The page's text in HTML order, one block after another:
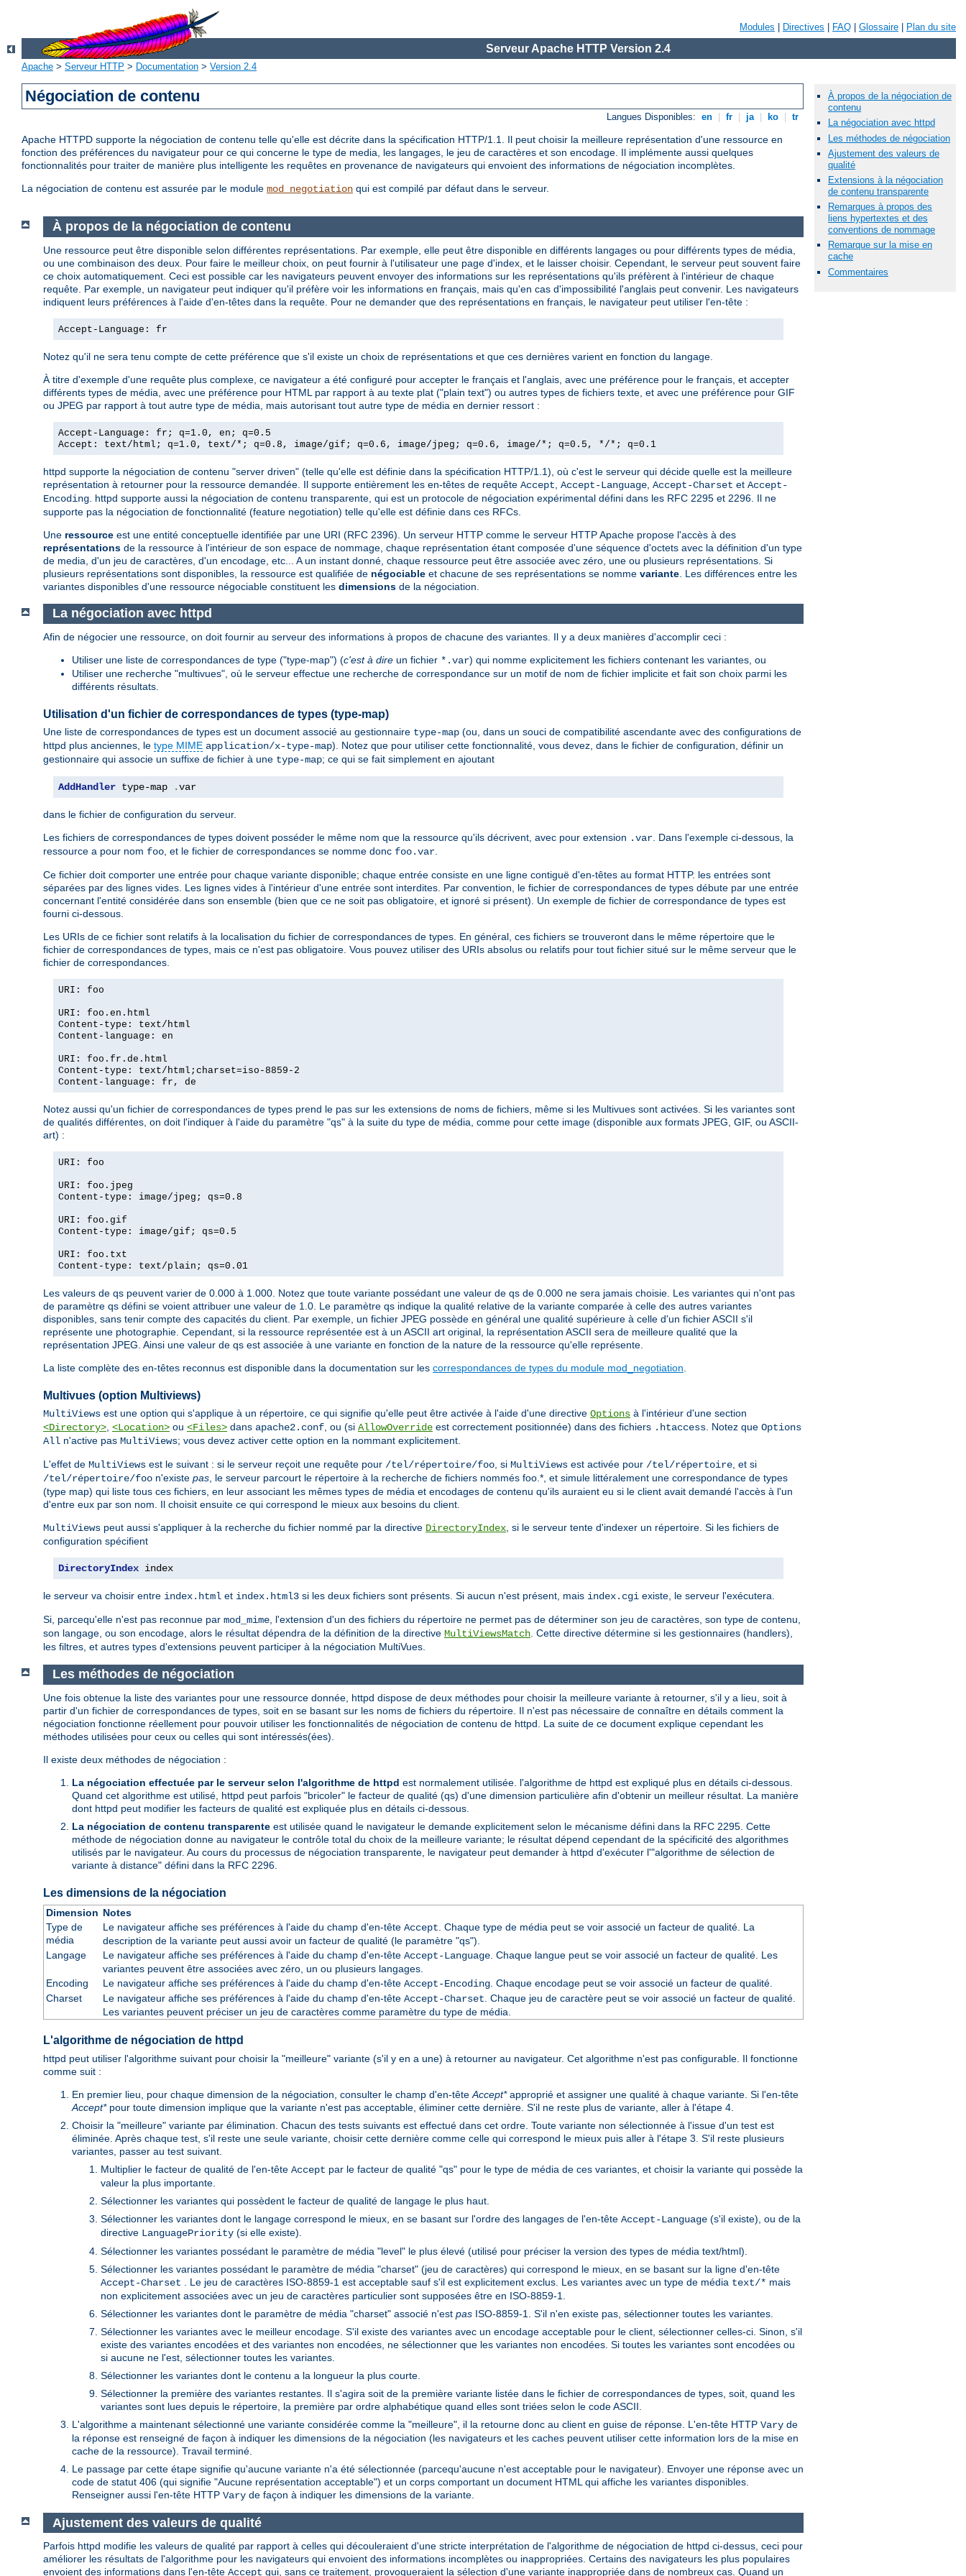
Modules Directives FAQ Glossaire Plan du site
Serveur Apache HTTP Version 2.4
Apache > Serveur HTTP > Documentation > Version 2.4
Négociation de contenu
Langues Disponibles: en fr ja ko tr
Apache HTTPD supporte la négociation de contenu telle qu'elle est décrite dans la spécification HTTP/1.1. Il peut choisir la meilleure représentation d'une ressource en
fonction des préférences du navigateur pour ce qui concerne le type de media, les langages, le jeu de caractères et son encodage. Il implémente aussi quelques
fonctionnalités pour traiter de manière plus intelligente les requêtes en provenance de navigateurs qui envoient des informations de négociation incomplètes.
La négociation de contenu est assurée par le module mod_negotiation qui est compilé par défaut dans le serveur.
À propos de la négociation de
contenu
La négociation avec httpd
Les méthodes de négociation
Ajustement des valeurs de
qualité
Extensions à la négociation
de contenu transparente
Remarques à propos des
liens hypertextes et des
conventions de nommage
Remarque sur la mise en
cache
Commentaires
À propos de la négociation de contenu
Une ressource peut être disponible selon différentes représentations. Par exemple, elle peut être disponible en différents langages ou pour différents types de média,
ou une combinaison des deux. Pour faire le meilleur choix, on peut fournir à l'utilisateur une page d'index, et le laisser choisir. Cependant, le serveur peut souvent faire
ce choix automatiquement. Ceci est possible car les navigateurs peuvent envoyer des informations sur les représentations qu'ils préfèrent à l'intérieur de chaque
requête. Par exemple, un navigateur peut indiquer qu'il préfère voir les informations en français, mais qu'en cas d'impossibilité l'anglais peut convenir. Les navigateurs
indiquent leurs préférences à l'aide d'en-têtes dans la requête. Pour ne demander que des représentations en français, le navigateur peut utiliser l'en-tête :
Accept-Language: fr
Notez qu'il ne sera tenu compte de cette préférence que s'il existe un choix de représentations et que ces dernières varient en fonction du langage.
À titre d'exemple d'une requête plus complexe, ce navigateur a été configuré pour accepter le français et l'anglais, avec une préférence pour le français, et accepter
différents types de média, avec une préférence pour HTML par rapport à au texte plat ("plain text") ou autres types de fichiers texte, et avec une préférence pour GIF
ou JPEG par rapport à tout autre type de média, mais autorisant tout autre type de média en dernier ressort :
Accept-Language: fr; q=1.0, en; q=0.5
Accept: text/html; q=1.0, text/*; q=0.8, image/gif; q=0.6, image/jpeg; q=0.6, image/*; q=0.5, */*; q=0.1
httpd supporte la négociation de contenu "server driven" (telle qu'elle est définie dans la spécification HTTP/1.1), où c'est le serveur qui décide quelle est la meilleure
représentation à retourner pour la ressource demandée. Il supporte entièrement les en-têtes de requête Accept Accept-Language Accept-Charset et Accept-
Encoding . httpd supporte aussi la négociation de contenu transparente, qui est un protocole de négociation expérimental défini dans les RFC 2295 et 2296. Il ne
supporte pas la négociation de fonctionnalité (feature negotiation) telle qu'elle est définie dans ces RFCs.
Une ressource est une entité conceptuelle identifiée par une URI (RFC 2396). Un serveur HTTP comme le serveur HTTP Apache propose l'accès à des
représentations de la ressource à l'intérieur de son espace de nommage, chaque représentation étant composée d'une séquence d'octets avec la définition d'un type
de media, d'un jeu de caractères, d'un encodage, etc... A un instant donné, chaque ressource peut être associée avec zéro, une ou plusieurs représentations. Si
plusieurs représentations sont disponibles, la ressource est qualifiée de négociable et chacune de ses représentations se nomme variante . Les différences entre les
variantes disponibles d'une ressource négociable constituent les dimensions de la négociation.
La négociation avec httpd
Afin de négocier une ressource, on doit fournir au serveur des informations à propos de chacune des variantes. Il y a deux manières d'accomplir ceci :
Utiliser une liste de correspondances de type ("type-map") (c'est à dire un fichier *.var) qui nomme explicitement les fichiers contenant les variantes, ou
Utiliser une recherche "multivues", où le serveur effectue une recherche de correspondance sur un motif de nom de fichier implicite et fait son choix parmi les
différents résultats.
Utilisation d'un fichier de correspondances de types (type-map)
Une liste de correspondances de types est un document associé au gestionnaire type-map (ou, dans un souci de compatibilité ascendante avec des configurations de
httpd plus anciennes, le type MIME application/x-type-map). Notez que pour utiliser cette fonctionnalité, vous devez, dans le fichier de configuration, définir un
gestionnaire qui associe un suffixe de fichier à une type-map; ce qui se fait simplement en ajoutant
AddHandler type-map .var
dans le fichier de configuration du serveur.
Les fichiers de correspondances de types doivent posséder le même nom que la ressource qu'ils décrivent, avec pour extension .var. Dans l'exemple ci-dessous, la
ressource a pour nom foo, et le fichier de correspondances se nomme donc foo.var.
Ce fichier doit comporter une entrée pour chaque variante disponible; chaque entrée consiste en une ligne contiguë d'en-têtes au format HTTP. les entrées sont
séparées par des lignes vides. Les lignes vides à l'intérieur d'une entrée sont interdites. Par convention, le fichier de correspondances de types débute par une entrée
concernant l'entité considérée dans son ensemble (bien que ce ne soit pas obligatoire, et ignoré si présent). Un exemple de fichier de correspondance de types est
fourni ci-dessous.
Les URIs de ce fichier sont relatifs à la localisation du fichier de correspondances de types. En général, ces fichiers se trouveront dans le même répertoire que le
fichier de correspondances de types, mais ce n'est pas obligatoire. Vous pouvez utiliser des URIs absolus ou relatifs pour tout fichier situé sur le même serveur que le
fichier de correspondances.
URI: foo
URI: foo.en.html
Content-type: text/html
Content-language: en
URI: foo.fr.de.html
Content-type: text/html;charset=iso-8859-2
Content-language: fr, de
Notez aussi qu'un fichier de correspondances de types prend le pas sur les extensions de noms de fichiers, même si les Multivues sont activées. Si les variantes sont
de qualités différentes, on doit l'indiquer à l'aide du paramètre "qs" à la suite du type de média, comme pour cette image (disponible aux formats JPEG, GIF, ou ASCII-
art) :
URI: foo
URI: foo.jpeg
Content-type: image/jpeg; qs=0.8
URI: foo.gif
Content-type: image/gif; qs=0.5
URI: foo.txt
Content-type: text/plain; qs=0.01
Les valeurs de qs peuvent varier de 0.000 à 1.000. Notez que toute variante possédant une valeur de qs de 0.000 ne sera jamais choisie. Les variantes qui n'ont pas
de paramètre qs défini se voient attribuer une valeur de 1.0. Le paramètre qs indique la qualité relative de la variante comparée à celle des autres variantes
disponibles, sans tenir compte des capacités du client. Par exemple, un fichier JPEG possède en général une qualité supérieure à celle d'un fichier ASCII s'il
représente une photographie. Cependant, si la ressource représentée est à un ASCII art original, la représentation ASCII sera de meilleure qualité que la
représentation JPEG. Ainsi une valeur de qs est associée à une variante en fonction de la nature de la ressource qu'elle représente.
La liste complète des en-têtes reconnus est disponible dans la documentation sur les correspondances de types du module mod_negotiation.
Multivues (option Multiviews)
MultiViews est une option qui s'applique à un répertoire, ce qui signifie qu'elle peut être activée à l'aide d'une directive Options à l'intérieur d'une section
<Directory>, <Location> ou <Files> dans apache2.conf, ou (si AllowOverride est correctement positionnée) dans des fichiers .htaccess. Notez que Options
All n'active pas MultiViews; vous devez activer cette option en la nommant explicitement.
L'effet de MultiViews est le suivant : si le serveur reçoit une requête pour /tel/répertoire/foo, si MultiViews est activée pour /tel/répertoire, et si
/tel/répertoire/foo n'existe pas, le serveur parcourt le répertoire à la recherche de fichiers nommés foo.*, et simule littéralement une correspondance de types
(type map) qui liste tous ces fichiers, en leur associant les mêmes types de média et encodages de contenu qu'ils auraient eu si le client avait demandé l'accès à l'un
d'entre eux par son nom. Il choisit ensuite ce qui correspond le mieux aux besoins du client.
MultiViews peut aussi s'appliquer à la recherche du fichier nommé par la directive DirectoryIndex, si le serveur tente d'indexer un répertoire. Si les fichiers de
configuration spécifient
DirectoryIndex index
le serveur va choisir entre index.html et index.html3 si les deux fichiers sont présents. Si aucun n'est présent, mais index.cgi existe, le serveur l'exécutera.
Si, parcequ'elle n'est pas reconnue par mod_mime, l'extension d'un des fichiers du répertoire ne permet pas de déterminer son jeu de caractères, son type de contenu,
son langage, ou son encodage, alors le résultat dépendra de la définition de la directive MultiViewsMatch. Cette directive détermine si les gestionnaires (handlers),
les filtres, et autres types d'extensions peuvent participer à la négociation MultiVues.
Les méthodes de négociation
Une fois obtenue la liste des variantes pour une ressource donnée, httpd dispose de deux méthodes pour choisir la meilleure variante à retourner, s'il y a lieu, soit à
partir d'un fichier de correspondances de types, soit en se basant sur les noms de fichiers du répertoire. Il n'est pas nécessaire de connaître en détails comment la
négociation fonctionne réellement pour pouvoir utiliser les fonctionnalités de négociation de contenu de httpd. La suite de ce document explique cependant les
méthodes utilisées pour ceux ou celles qui sont intéressés(ées).
Il existe deux méthodes de négociation :
La négociation effectuée par le serveur selon l'algorithme de httpd est normalement utilisée. l'algorithme de httpd est expliqué plus en détails ci-dessous.
Quand cet algorithme est utilisé, httpd peut parfois "bricoler" le facteur de qualité (qs) d'une dimension particulière afin d'obtenir un meilleur résultat. La manière
dont httpd peut modifier les facteurs de qualité est expliquée plus en détails ci-dessous.
La négociation de contenu transparente est utilisée quand le navigateur le demande explicitement selon le mécanisme défini dans la RFC 2295. Cette
méthode de négociation donne au navigateur le contrôle total du choix de la meilleure variante; le résultat dépend cependant de la spécificité des algorithmes
utilisés par le navigateur. Au cours du processus de négociation transparente, le navigateur peut demander à httpd d'exécuter l'"algorithme de sélection de
variante à distance" défini dans la RFC 2296.
Les dimensions de la négociation
Dimension Notes
Type de
média
Le navigateur affiche ses préférences à l'aide du champ d'en-tête Accept . Chaque type de média peut se voir associé un facteur de qualité. La
description de la variante peut aussi avoir un facteur de qualité (le paramètre "qs").
Langage
Le navigateur affiche ses préférences à l'aide du champ d'en-tête Accept-Language. Chaque langue peut se voir associé un facteur de qualité. Les
variantes peuvent être associées avec zéro, un ou plusieurs langages.
Encoding
Le navigateur affiche ses préférences à l'aide du champ d'en-tête Accept-Encoding. Chaque encodage peut se voir associé un facteur de qualité.
Charset
Le navigateur affiche ses préférences à l'aide du champ d'en-tête Accept-Charset . Chaque jeu de caractère peut se voir associé un facteur de qualité.
Les variantes peuvent préciser un jeu de caractères comme paramètre du type de média.
L'algorithme de négociation de httpd
httpd peut utiliser l'algorithme suivant pour choisir la "meilleure" variante (s'il y en a une) à retourner au navigateur. Cet algorithme n'est pas configurable. Il fonctionne
comme suit :
En premier lieu, pour chaque dimension de la négociation, consulter le champ d'en-tête Accept*approprié et assigner une qualité à chaque variante. Si l'en-tête
Accept*pour toute dimension implique que la variante n'est pas acceptable, éliminer cette dernière. S'il ne reste plus de variante, aller à l'étape 4.
Choisir la "meilleure" variante par élimination. Chacun des tests suivants est effectué dans cet ordre. Toute variante non sélectionnée à l'issue d'un test est
éliminée. Après chaque test, s'il reste une seule variante, choisir cette dernière comme celle qui correspond le mieux puis aller à l'étape 3. S'il reste plusieurs
variantes, passer au test suivant.
Multiplier le facteur de qualité de l'en-tête Accept par le facteur de qualité "qs" pour le type de média de ces variantes, et choisir la variante qui possède la
valeur la plus importante.
Sélectionner les variantes qui possèdent le facteur de qualité de langage le plus haut.
Sélectionner les variantes dont le langage correspond le mieux, en se basant sur l'ordre des langages de l'en-tête Accept-Language (s'il existe), ou de la
directive LanguagePriority (si elle existe).
Sélectionner les variantes possédant le paramètre de média "level" le plus élevé (utilisé pour préciser la version des types de média text/html).
Sélectionner les variantes possédant le paramètre de média "charset" (jeu de caractères) qui correspond le mieux, en se basant sur la ligne d'en-tête
Accept-Charset . Le jeu de caractères ISO-8859-1 est acceptable sauf s'il est explicitement exclus. Les variantes avec un type de média text/* mais
non explicitement associées avec un jeu de caractères particulier sont supposées être en ISO-8859-1.
Sélectionner les variantes dont le paramètre de média "charset" associé n'est pas ISO-8859-1. S'il n'en existe pas, sélectionner toutes les variantes.
Sélectionner les variantes avec le meilleur encodage. S'il existe des variantes avec un encodage acceptable pour le client, sélectionner celles-ci. Sinon, s'il
existe des variantes encodées et des variantes non encodées, ne sélectionner que les variantes non encodées. Si toutes les variantes sont encodées ou
si aucune ne l'est, sélectionner toutes les variantes.
Sélectionner les variantes dont le contenu a la longueur la plus courte.
Sélectionner la première des variantes restantes. Il s'agira soit de la première variante listée dans le fichier de correspondances de types, soit, quand les
variantes sont lues depuis le répertoire, la première par ordre alphabétique quand elles sont triées selon le code ASCII.
L'algorithme a maintenant sélectionné une variante considérée comme la "meilleure", il la retourne donc au client en guise de réponse. L'en-tête HTTP Vary de
la réponse est renseigné de façon à indiquer les dimensions de la négociation (les navigateurs et les caches peuvent utiliser cette information lors de la mise en
cache de la ressource). Travail terminé.
Le passage par cette étape signifie qu'aucune variante n'a été sélectionnée (parcequ'aucune n'est acceptable pour le navigateur). Envoyer une réponse avec un
code de statut 406 (qui signifie "Aucune représentation acceptable") et un corps comportant un document HTML qui affiche les variantes disponibles.
Renseigner aussi l'en-tête HTTP Vary de façon à indiquer les dimensions de la variante.
Ajustement des valeurs de qualité
Parfois httpd modifie les valeurs de qualité par rapport à celles qui découleraient d'une stricte interprétation de l'algorithme de négociation de httpd ci-dessus, ceci pour
améliorer les résultats de l'algorithme pour les navigateurs qui envoient des informations incomplètes ou inappropriées. Certains des navigateurs les plus populaires
envoient des informations dans l'en-tête Accept qui, sans ce traitement, provoqueraient la sélection d'une variante inappropriée dans de nombreux cas. Quand un